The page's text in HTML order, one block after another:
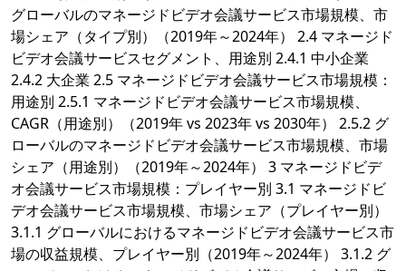
グローバルのマネージドビデオ会議サービス市場規模、市
場シェア（タイプ別）（2019年～2024年） 2.4 マネージド
ビデオ会議サービスセグメント、用途別 2.4.1 中小企業
2.4.2 大企業 2.5 マネージドビデオ会議サービス市場規模：
用途別 2.5.1 マネージドビデオ会議サービス市場規模、
CAGR（用途別）（2019年 vs 2023年 vs 2030年） 2.5.2 グ
ローバルのマネージドビデオ会議サービス市場規模、市場
シェア（用途別）（2019年～2024年） 3 マネージドビデ
オ会議サービス市場規模：プレイヤー別 3.1 マネージドビ
デオ会議サービス市場規模、市場シェア（プレイヤー別）
3.1.1 グローバルにおけるマネージドビデオ会議サービス市
場の収益規模、プレイヤー別（2019年～2024年） 3.1.2 グ